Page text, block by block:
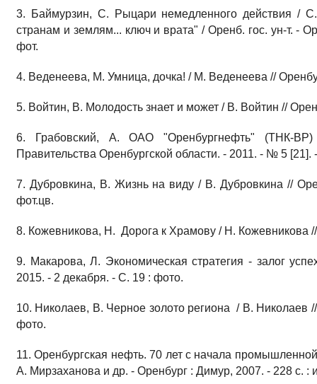
3. Баймурзин, С. Рыцари немедленного действия /
странам и землям... ключ и врата" / Оренб. гос. ун-т. -
фот.
4. Веденеева, М. Умница, дочка! / М. Веденеева //
5. Войтин, В. Молодость знает и может / В. Войтин //
6. Грабовский, А. ОАО "Оренбургнефть" (ТНК-
Правительства Оренбургской области. - 2011. - № 5
7. Дубровкина, В. Жизнь на виду / В. Дубровкина //
фот.цв.
8. Кожевникова, Н. Дорога к Храмову / Н.
9. Макарова, Л. Экономическая стратегия - залог
2015. - 2 декабря. - С. 19 : фото.
10. Николаев, В. Черное золото региона / В. Николаев
фото.
11. Оренбургская нефть. 70 лет с начала
А. Мирзаханова и др. - Оренбург : Димур, 2007. - 228 с. :